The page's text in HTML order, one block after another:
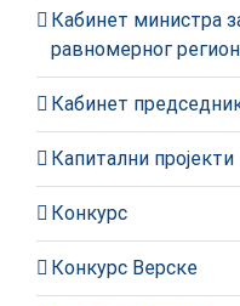
Кабинет министра
равномерног
Кабинет
Капитални пројекти
Конкурс
Конкурс Верске